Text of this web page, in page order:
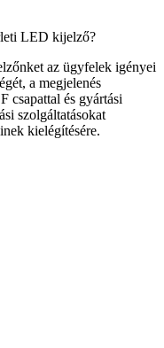
LED kijelző?
az ügyfelek igényei
a megjelenés
csapattal és gyártási
szolgáltatásokat
kielégítésére.